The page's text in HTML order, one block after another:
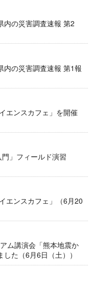
内の災害調査速報 第2
内の災害調査速報 第1報
エンスカフェ」を開催
」フィールド演習
エンスカフェ」（6月20
ム講演会「熊本地震か
た（6月6日（土））